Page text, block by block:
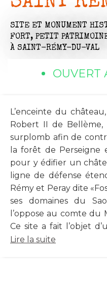
SITE ET MONUMENT
FORT, PETIT
À SAINT-RÉMY-DU-VAL
OUVERT
L’enceinte du
Robert II de
surplomb afin de
la forêt de Perseigne
pour y édifier un
ligne de défense
Rémy et Peray dite
ses domaines du
l’oppose au comte du
Ce site a fait l’objet
Lire la suite